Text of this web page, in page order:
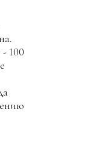
100